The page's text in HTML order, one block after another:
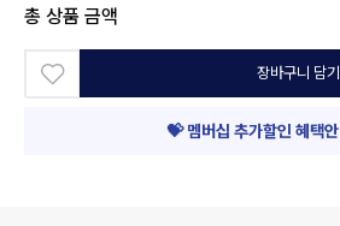
총 상품 금액
장바구니 담기
💝 멤버십 추가할인 혜택